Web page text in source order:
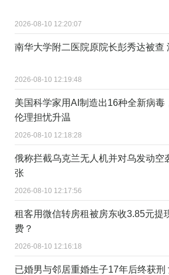
2026-08-10 12:20:07
南华大学附二医院原院长彭秀达被查
2026-08-10 12:19:48
美国科学家用AI制造出16种全新病毒
伦理担忧升温
2026-08-10 12:18:28
俄称拦截乌克兰无人机并对乌发动空
张
2026-08-10 12:17:56
租客用微信转房租被房东收3.85元提
费？
2026-08-10 12:16:18
已婚男与邻居重婚生子17年后终获刑